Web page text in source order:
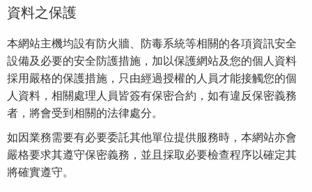
資料之保護
本網站主機均設有防火牆、防毒系統等相關的各項資訊安全
設備及必要的安全防護措施，加以保護網站及您的個人資料
採用嚴格的保護措施，只由經過授權的人員才能接觸您的個
人資料，相關處理人員皆簽有保密合約，如有違反保密義務
者，將會受到相關的法律處分。
如因業務需要有必要委託其他單位提供服務時，本網站亦會
嚴格要求其遵守保密義務，並且採取必要檢查程序以確定其
將確實遵守。